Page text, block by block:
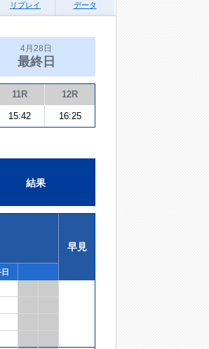
リプレイ
データ
4月28日
最終日
11R 12R
15:42 16:25
結果
早見
日